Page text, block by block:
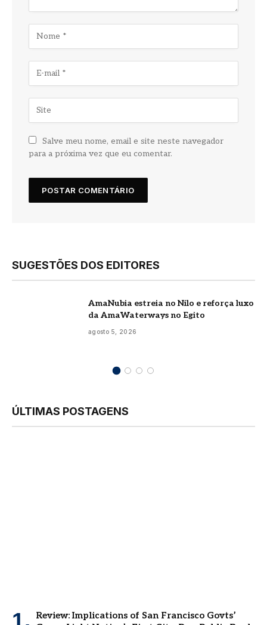
Salve meu nome, email e site neste navegador
para a próxima vez que eu comentar.
SUGESTÕES DOS EDITORES
AmaNubia estreia no Nilo e reforça luxo
da AmaWaterways no Egito
agosto 5, 2026
ÚLTIMAS POSTAGENS
Review: Implications of San Francisco Govts’